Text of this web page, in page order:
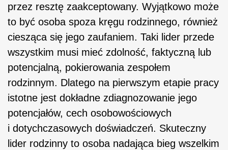
przez resztę zaakceptowany. Wyjątkowo może
to być osoba spoza kręgu rodzinnego, również
ciesząca się jego zaufaniem. Taki lider przede
wszystkim musi mieć zdolność, faktyczną lub
potencjalną, pokierowania zespołem
rodzinnym. Dlatego na pierwszym etapie pracy
istotne jest dokładne zdiagnozowanie jego
potencjałów, cech osobowościowych
i dotychczasowych doświadczeń. Skuteczny
lider rodzinny to osoba nadająca bieg wszelkim